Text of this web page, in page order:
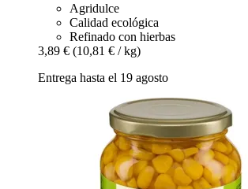
Agridulce
Calidad ecológica
Refinado con hierbas
3,89 € (10,81 € / kg)
Entrega hasta el 19 agosto